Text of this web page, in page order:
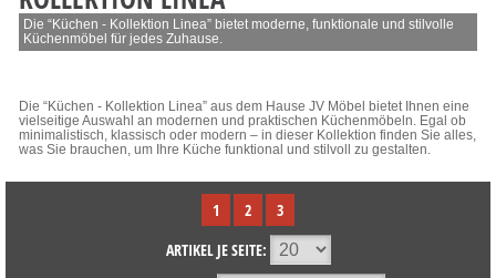
Die “Küchen - Kollektion Linea” bietet moderne, funktionale und stilvolle
Küchenmöbel für jedes Zuhause.
Die “Küchen - Kollektion Linea” aus dem Hause JV Möbel bietet Ihnen eine
vielseitige Auswahl an modernen und praktischen Küchenmöbeln. Egal ob
minimalistisch, klassisch oder modern – in dieser Kollektion finden Sie alles,
was Sie brauchen, um Ihre Küche funktional und stilvoll zu gestalten.
1 2
3
ARTIKEL JE SEITE: